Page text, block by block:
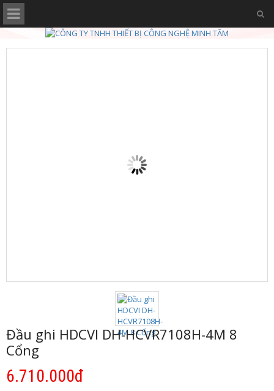
Đầu ghi HDCVI DH-HCVR7108H-4M 8
Cổng
6.710.000đ